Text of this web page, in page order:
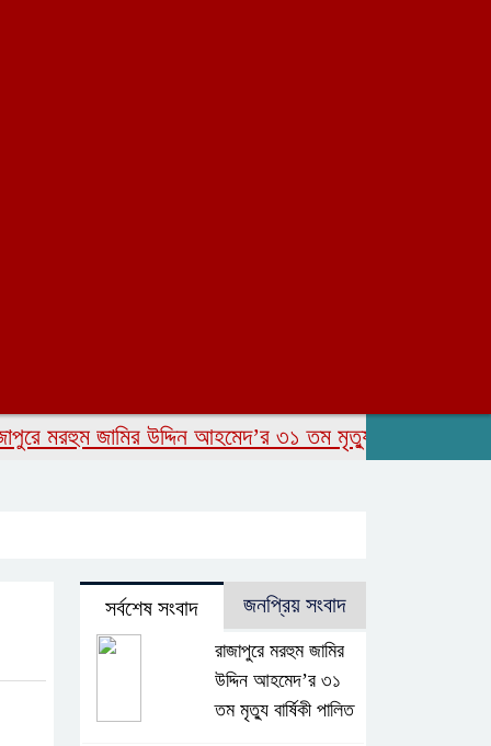
মরহুম জামির উদ্দিন আহমেদ’র ৩১ তম মৃত্যু বার্ষিকী পালিত
সর্বশেষ সংবাদ জনপ্রিয় সংবাদ
রাজাপুরে মরহুম জামির
উদ্দিন আহমেদ’র ৩১
তম মৃত্যু বার্ষিকী পালিত